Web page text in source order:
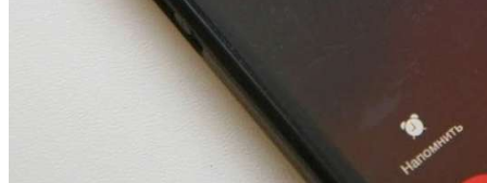
Волгоградские компании нарастили экспорт:
заключены контракты на 3,6 млн долларов